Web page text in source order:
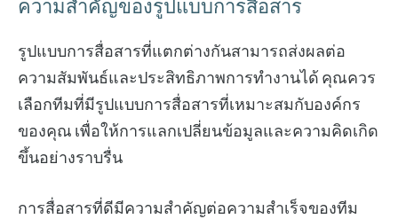
ความสำคัญของรูปแบบการสื่อสาร
รูปแบบการสื่อสารที่แตกต่างกันสามารถส่งผลต่อ
ความสัมพันธ์และประสิทธิภาพการทำงานได้ คุณควร
เลือกทีมที่มีรูปแบบการสื่อสารที่เหมาะสมกับองค์กร
ของคุณ เพื่อให้การแลกเปลี่ยนข้อมูลและความคิดเกิด
ขึ้นอย่างราบรื่น
การสื่อสารที่ดีมีความสำคัญต่อความสำเร็จของทีม